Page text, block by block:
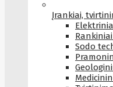
Įrankiai,
Sodo